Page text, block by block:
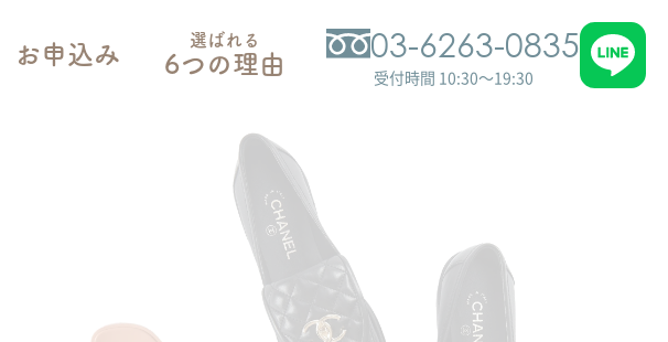
お申込み
選ばれる
6つの理由 03-6263-0835
受付時間 10:30～19:30